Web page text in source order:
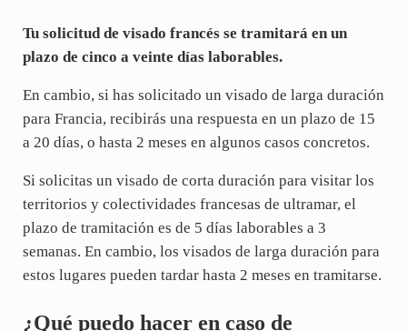
Tu solicitud de visado francés se tramitará en un
plazo de cinco a veinte días laborables.
En cambio, si has solicitado un visado de larga duración
para Francia, recibirás una respuesta en un plazo de 15
a 20 días, o hasta 2 meses en algunos casos concretos.
Si solicitas un visado de corta duración para visitar los
territorios y colectividades francesas de ultramar, el
plazo de tramitación es de 5 días laborables a 3
semanas. En cambio, los visados de larga duración para
estos lugares pueden tardar hasta 2 meses en tramitarse.
¿Qué puedo hacer en caso de